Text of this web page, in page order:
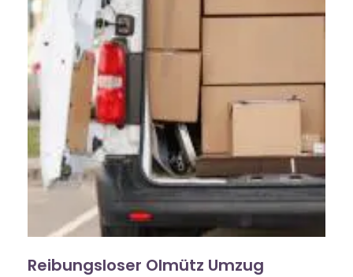
Reibungsloser Olmütz Umzug